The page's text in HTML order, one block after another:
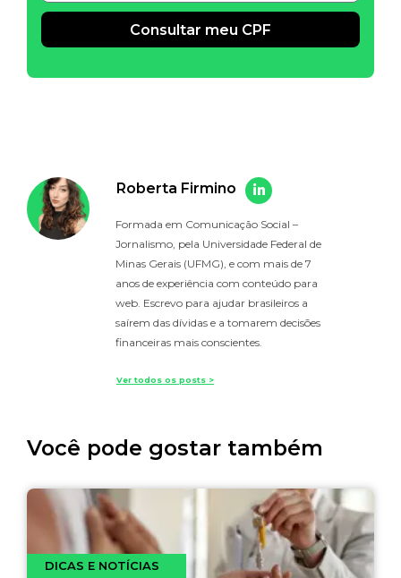
Consultar meu CPF
Roberta Firmino
Formada em Comunicação Social –
Jornalismo, pela Universidade Federal de
Minas Gerais (UFMG), e com mais de 7
anos de experiência com conteúdo para
web. Escrevo para ajudar brasileiros a
saírem das dívidas e a tomarem decisões
financeiras mais conscientes.
Ver todos os posts >
Você pode gostar também
DICAS E NOTÍCIAS